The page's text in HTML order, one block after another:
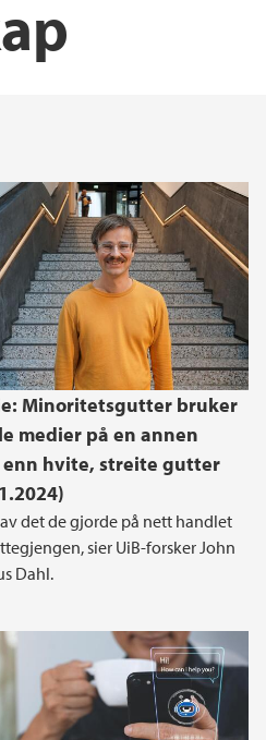
Minoritetsgutter bruker
medier på en annen
enn hvite, streite gutter
det de gjorde på nett handlet
sier UiB-forsker John
Dahl.